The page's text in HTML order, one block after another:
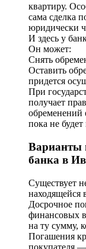
квартиру.
сама сделка
юридически
И здесь у
Он может:
Снять
Оставить
придется
При
получает
обременений
пока не
Варианты
банка в
Существует
находящейся
Досрочное
финансовых
на ту сумму,
Погашения
покупателя